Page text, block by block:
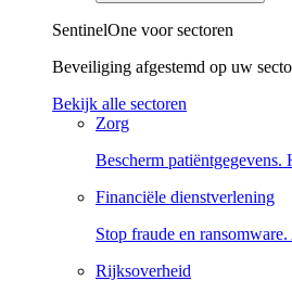
SentinelOne voor sectoren
Beveiliging afgestemd op uw
Bekijk alle sectoren
Zorg
Bescherm
Financiële dienstverlening
Stop fraude en
Rijksoverheid